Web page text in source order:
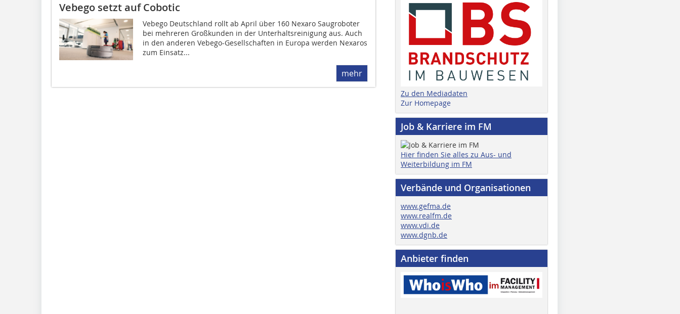
Vebego setzt auf Cobotic
Vebego Deutschland rollt ab April über 160 Nexaro Saugroboter
bei mehreren Großkunden in der Unterhaltsreinigung aus. Auch
in den anderen Vebego-Gesellschaften in Europa werden Nexaros
zum Einsatz...
mehr
Zu den Mediadaten
Zur Homepage
Job & Karriere im FM
Hier finden Sie alles zu Aus- und
Weiterbildung im FM
Verbände und Organisationen
www.gefma.de
www.realfm.de
www.vdi.de
www.dgnb.de
Anbieter finden